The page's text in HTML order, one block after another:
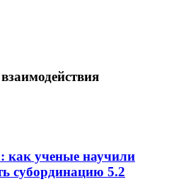
ученые научили
субординацию 5.2